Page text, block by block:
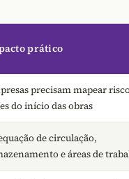
prático
precisam mapear
do início das obras
de circulação,
e áreas de